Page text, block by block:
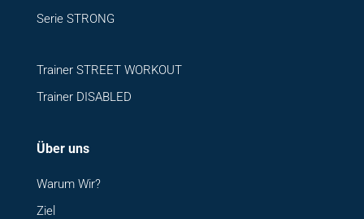
Serie STRONG
Trainer STREET WORKOUT
Trainer DISABLED
Über uns
Warum Wir?
Ziel